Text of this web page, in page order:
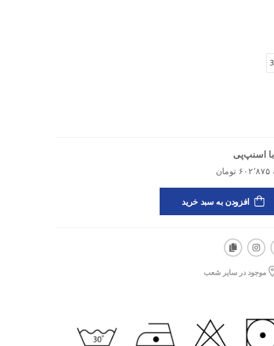
و قیمت اقتصادی عرضه می‌شه و می‌تونی اون رو به
فشار مالی، آماده‌ی یه تجربه‌ی شنای حرفه‌ای و
شنا
اسنپ‌پی
افزودن به سبد خرید
موجود در سایر شعب